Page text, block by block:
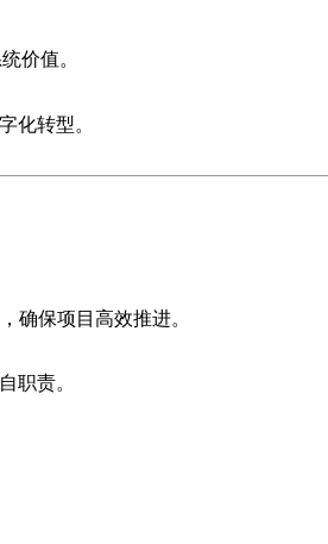
价值。
化转型。
确保项目高效推进。
职责。